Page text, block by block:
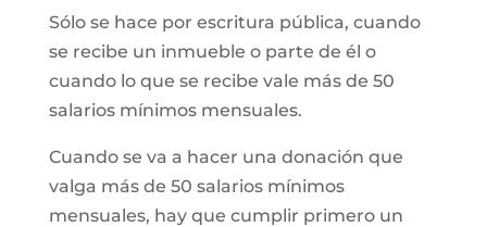
Sólo se hace por escritura pública, cuando
se recibe un inmueble o parte de él o
cuando lo que se recibe vale más de 50
salarios mínimos mensuales.
Cuando se va a hacer una donación que
valga más de 50 salarios mínimos
mensuales, hay que cumplir primero un